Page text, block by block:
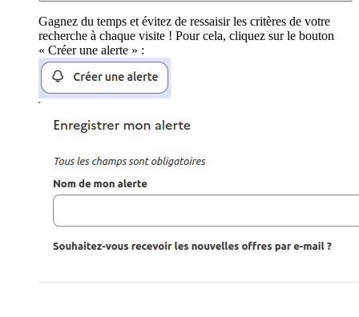
Gagnez du temps et évitez de ressaisir les critères de votre
recherche à chaque visite ! Pour cela, cliquez sur le bouton
« Créer une alerte » :